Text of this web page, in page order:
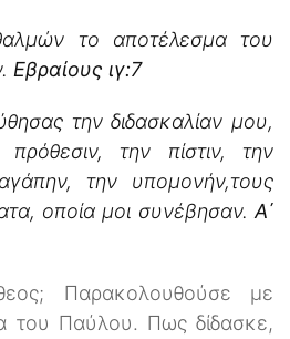
το αποτέλεσμα του
Εβραίους ιγ:7
την διδασκαλίαν μου,
την πίστιν, την
την υπομονήν,τους
οποία μοι συνέβησαν. Α΄
Παρακολουθούσε με
του Παύλου. Πως δίδασκε,